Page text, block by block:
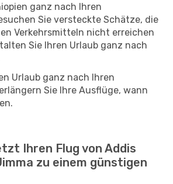
ganz nach Ihren
Sie versteckte Schätze, die
Verkehrsmitteln nicht erreichen
Sie Ihren Urlaub ganz nach
Urlaub ganz nach Ihren
Sie Ihre Ausflüge, wann
Ihren Flug von Addis
zu einem günstigen